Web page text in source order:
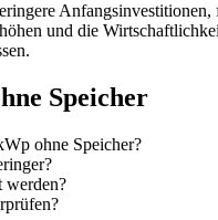
und die
Speicher
ohne Speicher?
werden?